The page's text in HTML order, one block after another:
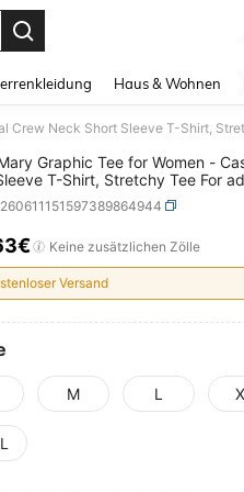
Haus & Wohnen
Graphic Tee for Women -
T-Shirt, Stretchy Tee For
Teen, Teenager, adolescent,
AND
Keine zusätzlichen Zölle
Versand
M L